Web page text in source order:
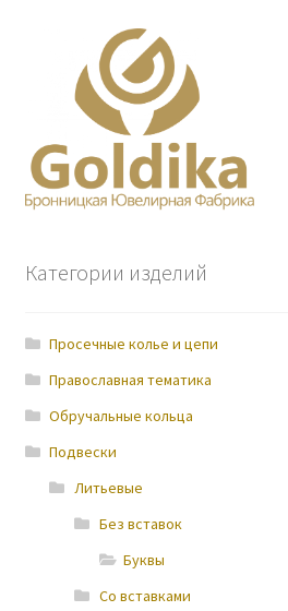
навигации
содержимому
Прайс-лист
Контакты
Новости
Категории изделий
Просечные колье и цепи
Православная тематика
Обручальные кольца
Подвески
Литьевые
Без вставок
Буквы
Со вставками